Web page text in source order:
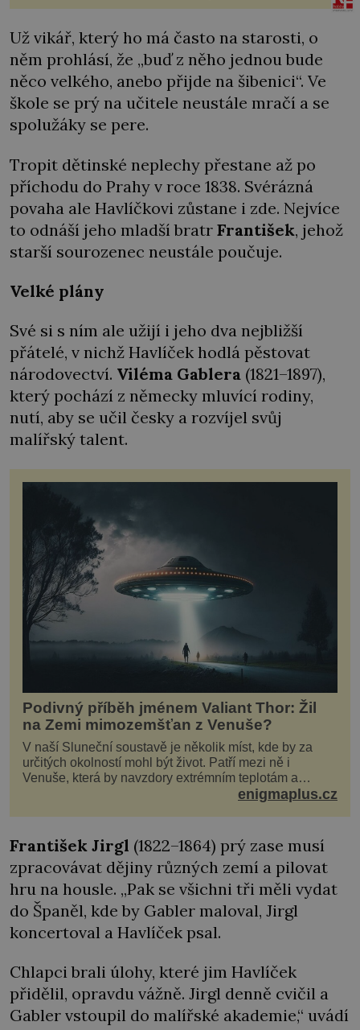
Už vikář, který ho má často na starosti, o
něm prohlásí, že „buď z něho jednou bude
něco velkého, anebo přijde na šibenici“. Ve
škole se prý na učitele neustále mračí a se
spolužáky se pere.
Tropit dětinské neplechy přestane až po
příchodu do Prahy v roce 1838. Svérázná
povaha ale Havlíčkovi zůstane i zde. Nejvíce
to odnáší jeho mladší bratr František, jehož
starší sourozenec neustále poučuje.
Velké plány
Své si s ním ale užijí i jeho dva nejbližší
přátelé, v nichž Havlíček hodlá pěstovat
národovectví. Viléma Gablera (1821–1897),
který pochází z německy mluvící rodiny,
nutí, aby se učil česky a rozvíjel svůj
malířský talent.
Podivný příběh jménem Valiant Thor: Žil
na Zemi mimozemšťan z Venuše?
V naší Sluneční soustavě je několik míst, kde by za
určitých okolností mohl být život. Patří mezi ně i
Venuše, která by navzdory extrémním teplotám a
smrtícímu složení atmosféry teoreticky mohla ukrývat
enigmaplus.cz
František Jirgl (1822–1864) prý zase musí
zpracovávat dějiny různých zemí a pilovat
hru na housle. „Pak se všichni tři měli vydat
do Španěl, kde by Gabler maloval, Jirgl
koncertoval a Havlíček psal.
Chlapci brali úlohy, které jim Havlíček
přidělil, opravdu vážně. Jirgl denně cvičil a
Gabler vstoupil do malířské akademie,“ uvádí